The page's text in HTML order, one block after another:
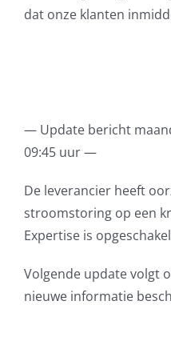
Glasvezelverbindingen
Remote Help
WordPress SLA Contract
Contact
dat onze klanten
— Update bericht
09:45 uur —
De leverancier heeft
stroomstoring op een
Expertise is
Volgende update volgt
nieuwe informatie